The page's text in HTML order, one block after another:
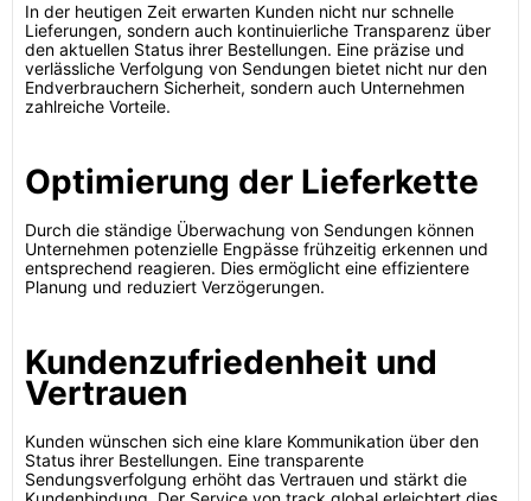
In der heutigen Zeit erwarten Kunden nicht nur schnelle
Lieferungen, sondern auch kontinuierliche Transparenz über
den aktuellen Status ihrer Bestellungen. Eine präzise und
verlässliche Verfolgung von Sendungen bietet nicht nur den
Endverbrauchern Sicherheit, sondern auch Unternehmen
zahlreiche Vorteile.
Optimierung der Lieferkette
Durch die ständige Überwachung von Sendungen können
Unternehmen potenzielle Engpässe frühzeitig erkennen und
entsprechend reagieren. Dies ermöglicht eine effizientere
Planung und reduziert Verzögerungen.
Kundenzufriedenheit und
Vertrauen
Kunden wünschen sich eine klare Kommunikation über den
Status ihrer Bestellungen. Eine transparente
Sendungsverfolgung erhöht das Vertrauen und stärkt die